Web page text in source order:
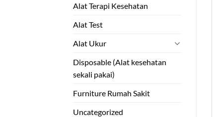
Alat Terapi Kesehatan
Alat Test
Alat Ukur
Disposable (Alat kesehatan
sekali pakai)
Furniture Rumah Sakit
Uncategorized